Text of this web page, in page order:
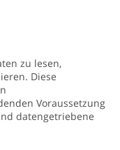
zu lesen,
Diese
Voraussetzung
datengetriebene